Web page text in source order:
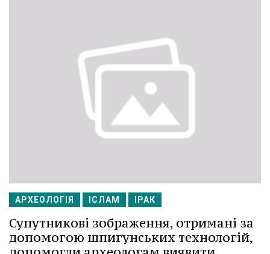
АРХЕОЛОГІЯ ІСЛАМ ІРАК
Супутникові зображення, отримані за
допомогою шпигунських технологій,